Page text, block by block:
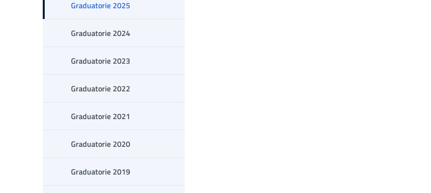
Graduatorie 2025
Graduatorie 2024
Graduatorie 2023
Graduatorie 2022
Graduatorie 2021
Graduatorie 2020
Graduatorie 2019